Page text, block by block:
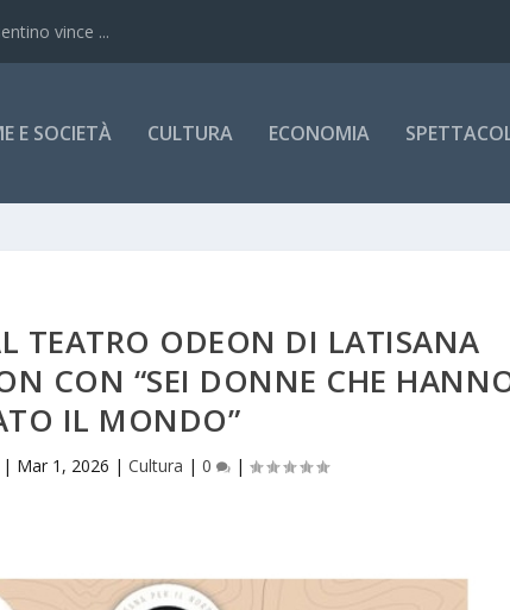
vince ...
E SOCIETÀ CULTURA ECONOMIA
TEATRO ODEON DI LATISANA
CON “SEI DONNE CHE
IL MONDO”
| Mar 1, 2026 | Cultura | 0 |